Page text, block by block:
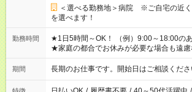
＜選べる勤務地＞病院 ※ご自宅の近
を選べます！
勤務時間
★1日5時間～OK！ （例）9:00～18:00の
★家庭の都合でお休みが必要な場合も遠慮
※シフトはご希望に合わせて調整可能です。 その他、 ＊週4
1日7時間 ＊日勤のみ ＊土日休み ＊午前だ
仕事をご紹介できます！ 登録の際に、あなたのご希望をお聞か
期間 長期のお仕事です。開始日はご相談くだ